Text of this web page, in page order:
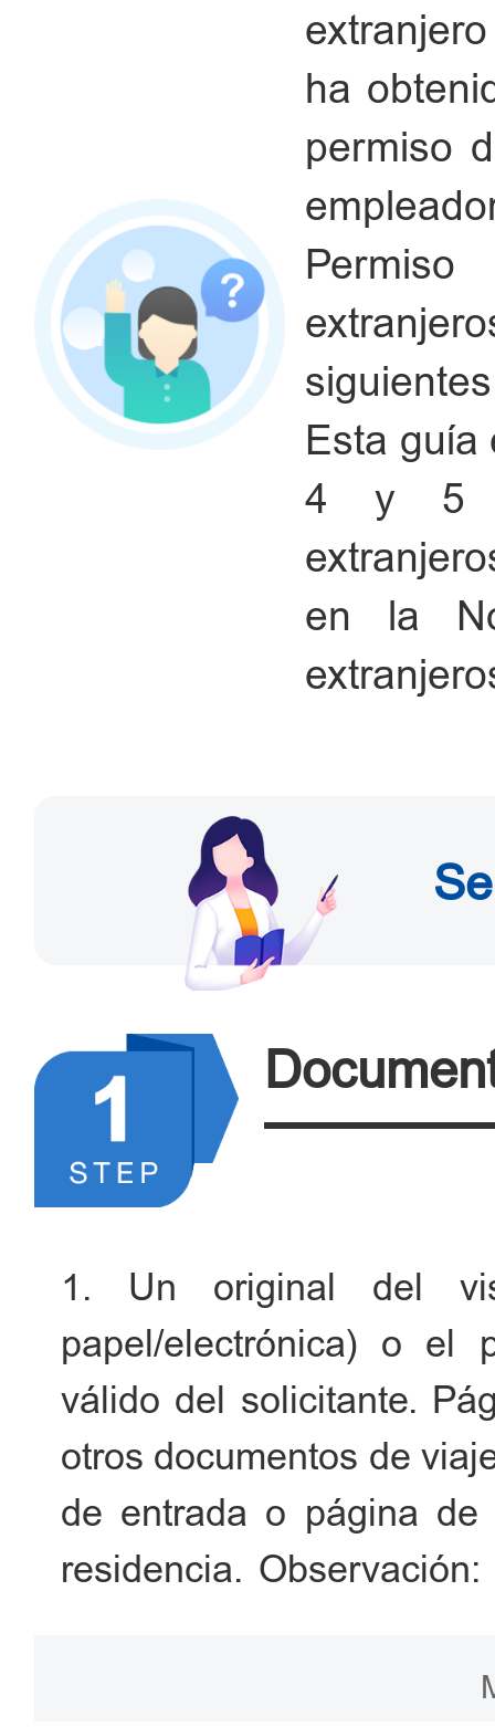
ha
permiso
Esta guía
4 y 5
en la
1. Un original del
papel/electrónica) o el
válido del solicitante.
otros documentos de
de entrada o página
residencia.
con el pasaporte que